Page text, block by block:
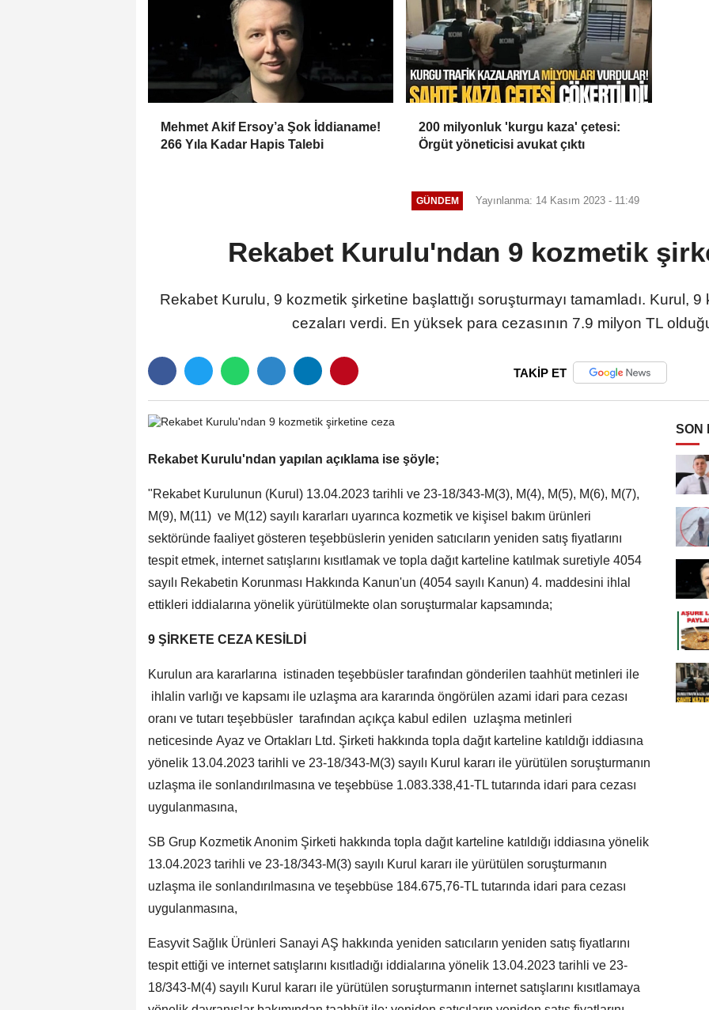
Mehmet Akif Ersoy’a Şok İddianame!
266 Yıla Kadar Hapis Talebi
200 milyonluk 'kurgu kaza' çetesi:
Örgüt yöneticisi avukat çıktı
GÜNDEM Yayınlanma: 14 Kasım 2023 - 11:49
Rekabet Kurulu'ndan 9 kozmetik
Rekabet Kurulu, 9 kozmetik şirketine başlattığı soruşturmayı tamamladı. Kurul,
cezaları verdi. En yüksek para cezasının 7.9 milyon TL
TAKİP ET
Rekabet Kurulu'ndan yapılan açıklama ise şöyle;
"Rekabet Kurulunun (Kurul) 13.04.2023 tarihli ve 23-18/343-M(3), M(4), M(5), M(6), M(7),
M(9), M(11) ve M(12) sayılı kararları uyarınca kozmetik ve kişisel bakım ürünleri
sektöründe faaliyet gösteren teşebbüslerin yeniden satıcıların yeniden satış fiyatlarını
tespit etmek, internet satışlarını kısıtlamak ve topla dağıt karteline katılmak suretiyle 4054
sayılı Rekabetin Korunması Hakkında Kanun'un (4054 sayılı Kanun) 4. maddesini ihlal
ettikleri iddialarına yönelik yürütülmekte olan soruşturmalar kapsamında;
9 ŞİRKETE CEZA KESİLDİ
Kurulun ara kararlarına istinaden teşebbüsler tarafından gönderilen taahhüt metinleri ile
ihlalin varlığı ve kapsamı ile uzlaşma ara kararında öngörülen azami idari para cezası
oranı ve tutarı teşebbüsler tarafından açıkça kabul edilen uzlaşma metinleri
neticesinde Ayaz ve Ortakları Ltd. Şirketi hakkında topla dağıt karteline katıldığı iddiasına
yönelik 13.04.2023 tarihli ve 23-18/343-M(3) sayılı Kurul kararı ile yürütülen soruşturmanın
uzlaşma ile sonlandırılmasına ve teşebbüse 1.083.338,41-TL tutarında idari para cezası
uygulanmasına,
SB Grup Kozmetik Anonim Şirketi hakkında topla dağıt karteline katıldığı iddiasına yönelik
13.04.2023 tarihli ve 23-18/343-M(3) sayılı Kurul kararı ile yürütülen soruşturmanın
uzlaşma ile sonlandırılmasına ve teşebbüse 184.675,76-TL tutarında idari para cezası
uygulanmasına,
Easyvit Sağlık Ürünleri Sanayi AŞ hakkında yeniden satıcıların yeniden satış fiyatlarını
tespit ettiği ve internet satışlarını kısıtladığı iddialarına yönelik 13.04.2023 tarihli ve 23-
18/343-M(4) sayılı Kurul kararı ile yürütülen soruşturmanın internet satışlarını kısıtlamaya
SON